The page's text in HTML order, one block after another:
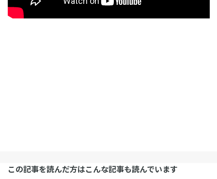
この記事を読んだ方はこんな記事も読んでいます